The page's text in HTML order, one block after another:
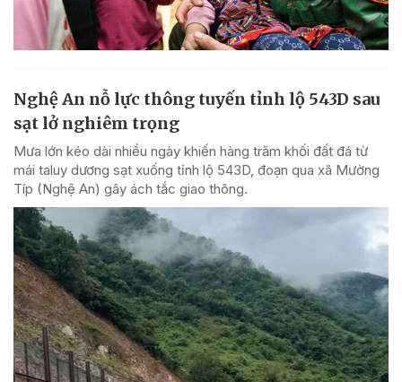
Nghệ An nỗ lực thông tuyến tỉnh lộ 543D sau
sạt lở nghiêm trọng
Mưa lớn kéo dài nhiều ngày khiến hàng trăm khối đất đá từ
mái taluy dương sạt xuống tỉnh lộ 543D, đoạn qua xã Mường
Típ (Nghệ An) gây ách tắc giao thông.